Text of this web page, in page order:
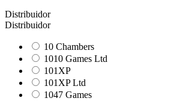
Distribuidor
Distribuidor
10 Chambers
1010 Games Ltd
101XP
101XP Ltd
1047 Games